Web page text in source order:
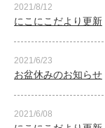
2021/8/12
にこにこだより更新
2021/6/23
お盆休みのお知らせ
2021/6/08